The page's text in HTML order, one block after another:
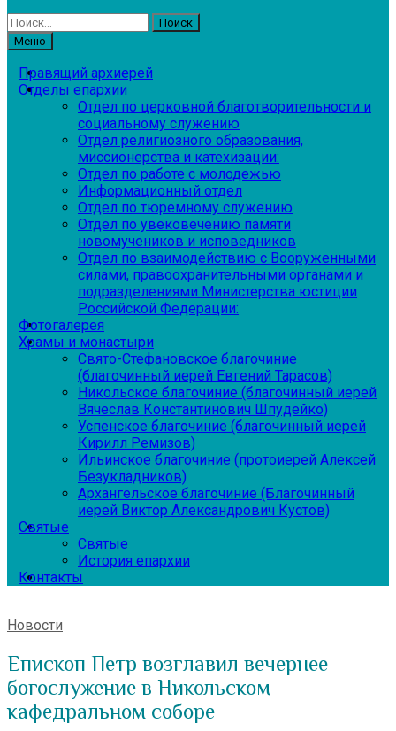
Найти:
Меню
Правящий архиерей
Отделы епархии
Отдел по церковной благотворительности и
социальному служению
Отдел религиозного образования,
миссионерства и катехизации:
Отдел по работе с молодежью
Информационный отдел
Отдел по тюремному служению
Отдел по увековечению памяти
новомучеников и исповедников
Отдел по взаимодействию с Вооруженными
силами, правоохранительными органами и
подразделениями Министерства юстиции
Российской Федерации:
Фотогалерея
Храмы и монастыри
Свято-Стефановское благочиние
(благочинный иерей Евгений Тарасов)
Никольское благочиние (благочинный иерей
Вячеслав Константинович Шпудейко)
Успенское благочиние (благочинный иерей
Кирилл Ремизов)
Ильинское благочиние (протоиерей Алексей
Безукладников)
Архангельское благочиние (Благочинный
иерей Виктор Александрович Кустов)
Святые
Святые
История епархии
Контакты
Новости
Епископ Петр возглавил вечернее
богослужение в Никольском
кафедральном соборе